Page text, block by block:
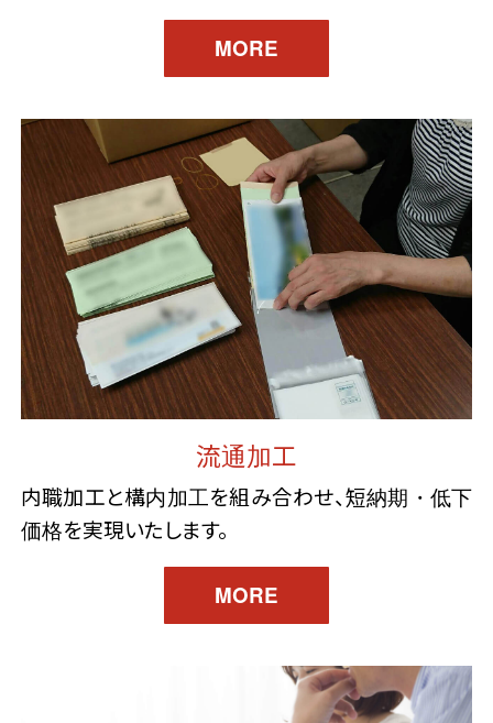
MORE
流通加工
内職加工と構内加工を組み合わせ、短納期・低下
価格を実現いたします。
MORE